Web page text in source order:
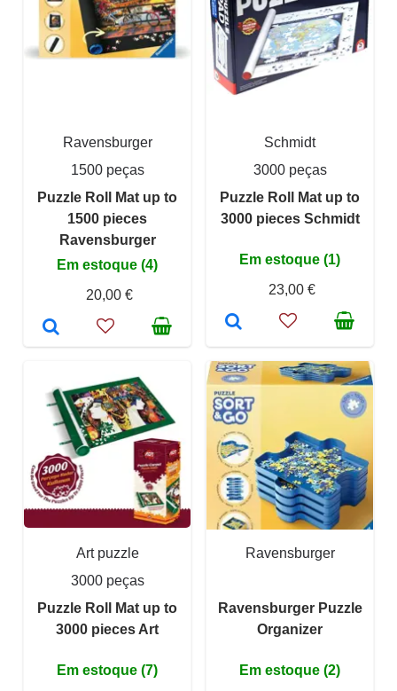
Ravensburger
1500 peças
Puzzle Roll Mat up to
1500 pieces
Ravensburger
Em estoque (4)
20,00 €
Schmidt
3000 peças
Puzzle Roll Mat up to
3000 pieces Schmidt
Em estoque (1)
23,00 €
Art puzzle
3000 peças
Puzzle Roll Mat up to
3000 pieces Art
Em estoque (7)
Ravensburger
Ravensburger Puzzle
Organizer
Em estoque (2)